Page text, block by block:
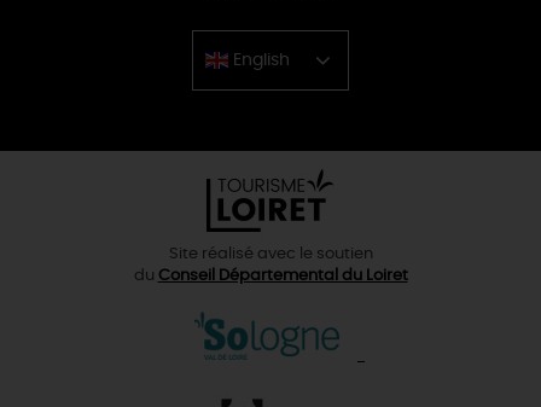
English
Chinese
Site réalisé avec le soutien
du Conseil Départemental du Loiret